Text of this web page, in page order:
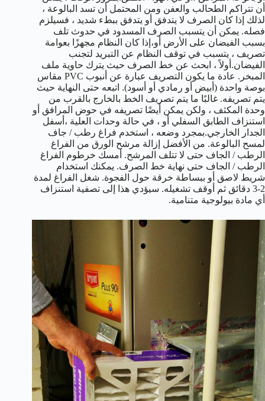
أن تتراكم الطحالب والعفن ومن المحتمل أن تسد البالوعة ،
لذلك إذا كان الصرف لا يتدفق أو يتدفق ببطء شديد ، فسيلزم
فصله. يمكن أن يتسبب الصرف المسدود في حدوث تلف
بسبب الفيضان على الأرض أو،إذا كان النظام مجهزًا بعوامة
تصريف ، يتسبب في توقف النظام عن التبريد لتجنب
الفيضان.أولاً ، ابحث عن خط الصرف حيث يترك حاوية ملف
المبخر. عادة ما يكون التصريف عبارة عن أنبوب PVC مقاس
بوصة واحدة (أبيض أو رمادي أو أسود). اتبعه حتى النهاية حيث
يتم تصريفه. غالبًا ما يتم تصريف الخط بالخارج بالقرب من
وحدة المكثف ، ولكن يمكن أيضًا تصريفه في حوض المرافق أو
استنزاف الطابق السفلي أو ، في حالة وحدات العلية ،أسفل
الجدار الخارجي.بمجرد وضعه ، استخدم فراغ رطب / جاف
لمسح البالوعة. من الأفضل إزالة مرشح الورق من الفراغ
الرطب / الجاف حتى لا تتلف المرشح. أمسك خرطوم الفراغ
الرطب / الجاف حتى نهاية خط الصرف. يمكنك استخدام
شريط لاصق أو ببساطة خرقة حول الفجوة. شغل الفراغ لمدة
2-3 دقائق ثم أوقف تشغيله. سيؤدي هذا إلى تصفية استنزاف
أي مادة بيولوجية متنامية.